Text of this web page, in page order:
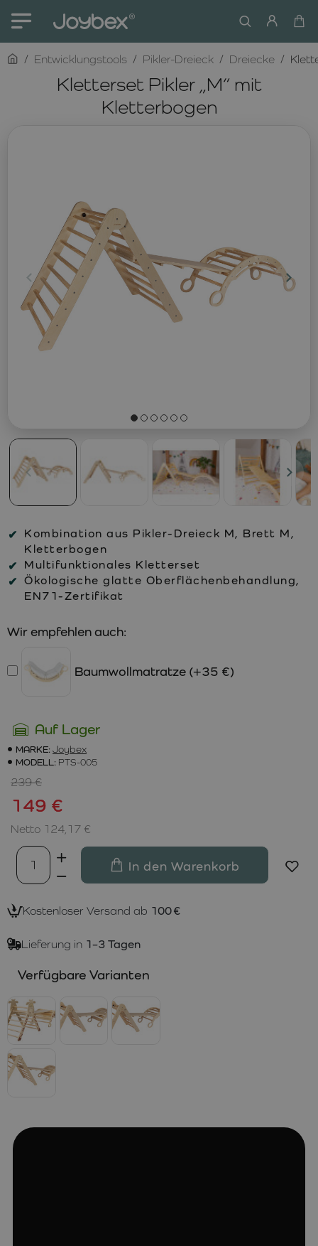
Kletterset Pikler „M“ mit
Kletterbogen
homeEntwicklungstools Pikler-Dreieck Dreiecke
Kombination aus Pikler-Dreieck M, Brett M,
Kletterbogen
Multifunktionales Kletterset
Ökologische glatte Oberflächenbehandlung,
EN71-Zertifikat
Auf Lager
MARKE: Joybex
MODELL: PTS-005
149 €
239 €
Netto 124,17 €
Wir empfehlen auch:
Baumwollmatratze (+35 €)
In den Warenkorb
Kostenloser Versand ab 100 €
Lieferung in 1–3 Tagen
Verfügbare Varianten